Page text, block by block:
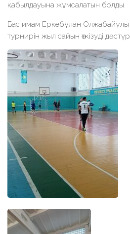
қабылдауына жұмсалатын болды.
Бас имам Еркебұлан
турнирін жыл сайын өткізуді